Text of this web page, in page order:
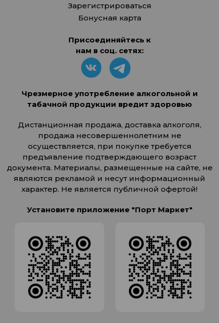
Зарегистрироваться
Бонусная карта
Присоединяйтесь к
нам в соц. сетях:
Чрезмерное употребление алкогольной и
табачной продукции вредит здоровью
Дистанционная продажа, доставка алкоголя,
продажа несовершеннолетним не
осуществляется, при покупке требуется
предъявление подтверждающего возраст
документа. Материалы, размещенные на сайте, не
являются рекламой и несут информационный
характер. Не является публичной офертой!
Установите приложение "Порт Маркет"